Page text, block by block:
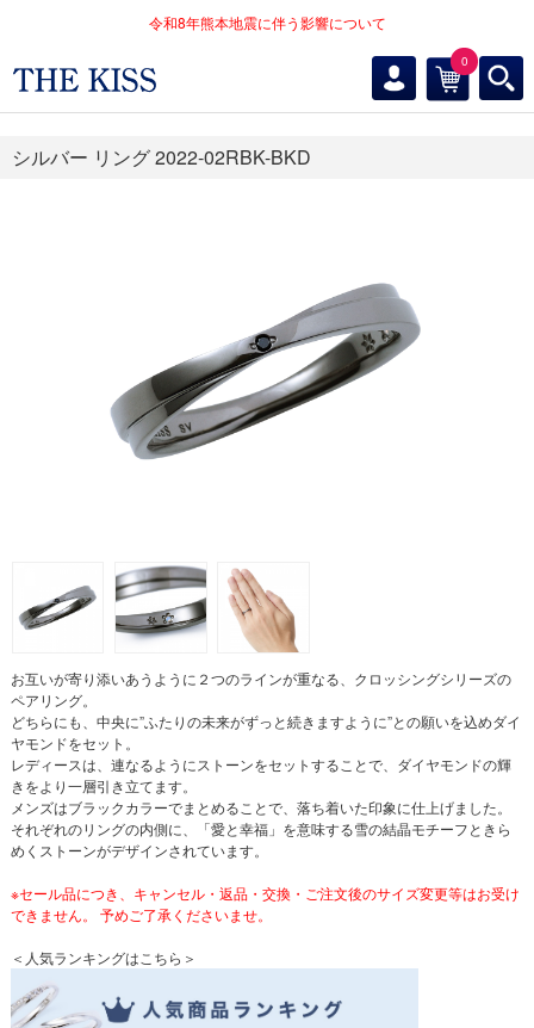
令和8年熊本地震に伴う影響について
0
シルバー リング 2022-02RBK-BKD
お互いが寄り添いあうように２つのラインが重なる、クロッシングシリーズの
ペアリング。
どちらにも、中央に”ふたりの未来がずっと続きますように”との願いを込めダイ
ヤモンドをセット。
レディースは、連なるようにストーンをセットすることで、ダイヤモンドの輝
きをより一層引き立てます。
メンズはブラックカラーでまとめることで、落ち着いた印象に仕上げました。
それぞれのリングの内側に、「愛と幸福」を意味する雪の結晶モチーフときら
めくストーンがデザインされています。
※セール品につき、キャンセル・返品・交換・ご注文後のサイズ変更等はお受け
できません。 予めご了承くださいませ。
＜人気ランキングはこちら＞